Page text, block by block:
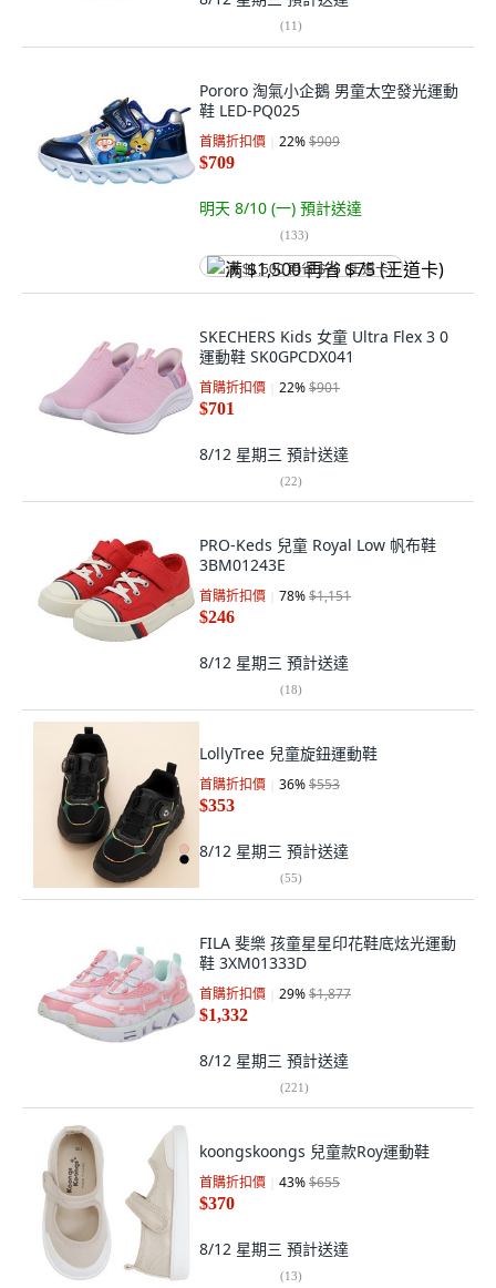
(11)
Pororo 淘氣小企鵝 男童太空發光運動
鞋 LED-PQ025
首購折扣價 22%$909
$709
明天 8/10 (一) 預計送達
(133)
满 $1,500 再省 $75 (王道卡)
SKECHERS Kids 女童 Ultra Flex 3 0
運動鞋 SK0GPCDX041
首購折扣價 22%$901
$701
8/12 星期三 預計送達
(22)
PRO-Keds 兒童 Royal Low 帆布鞋
3BM01243E
首購折扣價 78%$1,151
$246
8/12 星期三 預計送達
(18)
LollyTree 兒童旋鈕運動鞋
首購折扣價 36%$553
$353
8/12 星期三 預計送達
(55)
FILA 斐樂 孩童星星印花鞋底炫光運動
鞋 3XM01333D
首購折扣價 29%$1,877
$1,332
8/12 星期三 預計送達
(221)
koongskoongs 兒童款Roy運動鞋
首購折扣價 43%$655
$370
8/12 星期三 預計送達
(13)